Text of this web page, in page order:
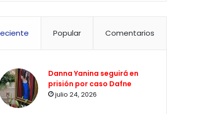
Popular Comentarios
Danna Yanina seguirá en
prisión por caso Dafne
julio 24, 2026